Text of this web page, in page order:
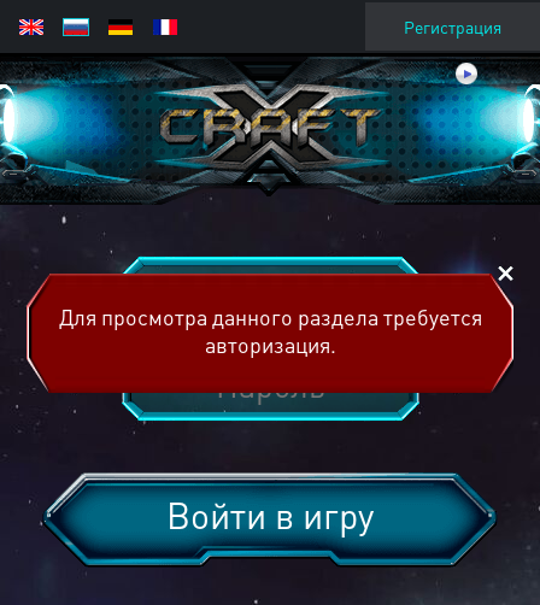
Регистрация
Войти в игру
Для просмотра данного раздела требуется
авторизация.